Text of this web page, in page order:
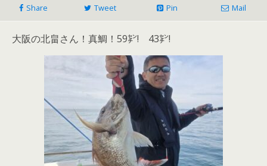
Share Tweet Pin Mail
大阪の北畠さん！真鯛！59㌢! 43㌢!